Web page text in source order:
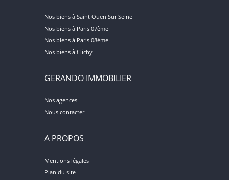
Nos biens à Saint Ouen Sur Seine
Nos biens à Paris 07ème
Nos biens à Paris 08ème
Nos biens à Clichy
GERANDO IMMOBILIER
Nos agences
Nous contacter
A PROPOS
Mentions légales
Plan du site